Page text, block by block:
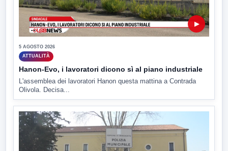
▶
5 AGOSTO 2026
ATTUALITÀ
Hanon-Evo, i lavoratori dicono sì al piano industriale
L'assemblea dei lavoratori Hanon questa mattina a Contrada
Olivola. Decisa...